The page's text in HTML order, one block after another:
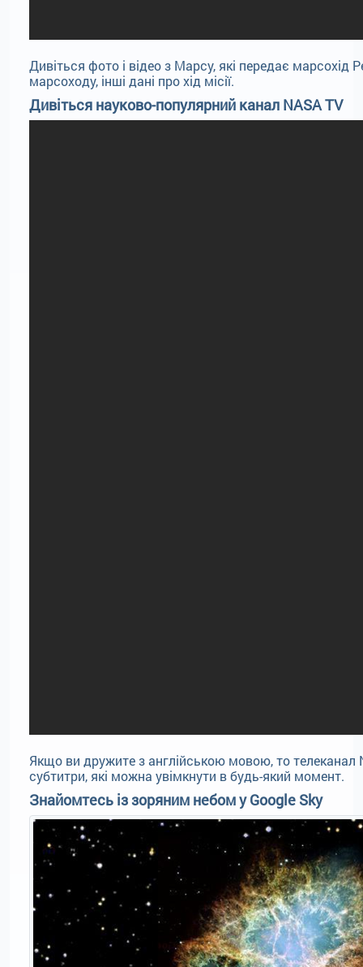
Дивіться фото і відео з Mарсу, які передає
марсоходу, інші дані про хід місії.
Дивіться науково-популярний канал NASA TV
Якщо ви дружите з англійською мовою, то телеканал
субтитри, які можна увімкнути в будь-який момент.
Знайомтесь із зоряним небом у Google Sky